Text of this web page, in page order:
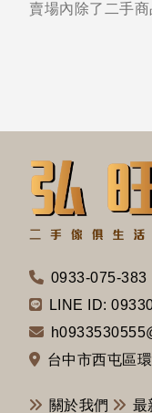
賣場內除了二手商
0933-075-383
LINE ID:
台中市西屯區
關於我們 最